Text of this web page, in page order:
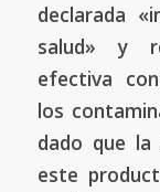
declarada
salud» y
efectiva
los
dado que la
este